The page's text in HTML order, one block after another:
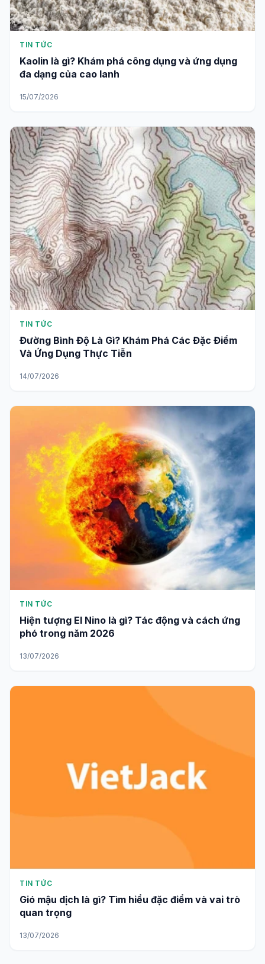
TIN TỨC
Kaolin là gì? Khám phá công dụng và ứng dụng
đa dạng của cao lanh
15/07/2026
TIN TỨC
Đường Bình Độ Là Gì? Khám Phá Các Đặc Điểm
Và Ứng Dụng Thực Tiễn
14/07/2026
TIN TỨC
Hiện tượng El Nino là gì? Tác động và cách ứng
phó trong năm 2026
13/07/2026
TIN TỨC
Gió mậu dịch là gì? Tìm hiểu đặc điểm và vai trò
quan trọng
13/07/2026